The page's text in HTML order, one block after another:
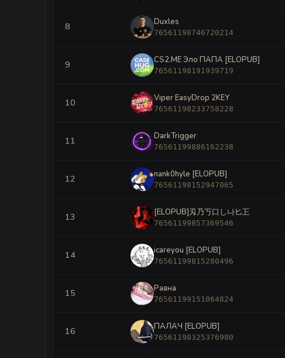
8 Duxles
76561198746720214
9 CS2.ME Эло ПАПА [ELOPUB]
76561198191939719
10 Viper EasyDrop 2KEY
76561198233758228
11 DarkTrigger
76561199886162238
12 nank0hyle [ELOPUB]
76561198152947065
13 [ELOPUB]刄乃丂口し나匕㠪
76561199857369546
14 icareyou [ELOPUB]
76561199815280496
15 Раяна
76561199151064824
16 ПАЛАЧ [ELOPUB]
76561198325376980